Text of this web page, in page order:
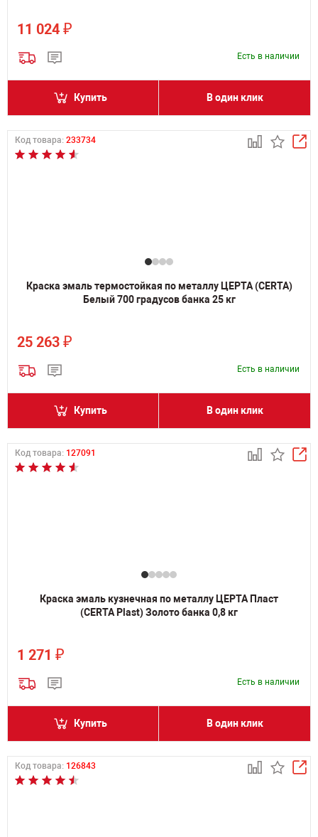
11 024 ₽
Есть в наличии
Купить В один клик
Код товара: 233734
Краска эмаль термостойкая по металлу ЦЕРТА (CERTA)
Белый 700 градусов банка 25 кг
25 263 ₽
Есть в наличии
Купить В один клик
Код товара: 127091
Краска эмаль кузнечная по металлу ЦЕРТА Пласт
(CERTA Plast) Золото банка 0,8 кг
1 271 ₽
Есть в наличии
Купить В один клик
Код товара: 126843